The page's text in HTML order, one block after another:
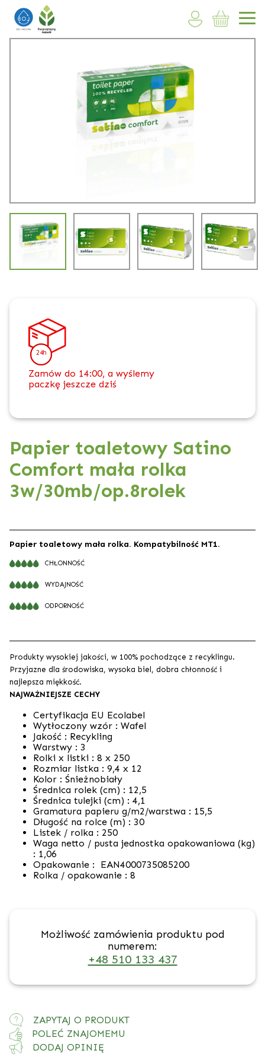
24h
Zamów do 14:00, a wyślemy
paczkę jeszcze dziś
Papier toaletowy Satino
Comfort mała rolka
3w/30mb/op.8rolek
Papier toaletowy mała rolka. Kompatybilność MT1.
CHŁONNOŚĆ
WYDAJNOŚĆ
ODPORNOŚĆ
Produkty wysokiej jakości, w 100% pochodzące z recyklingu.
Przyjazne dla środowiska, wysoka biel, dobra chłonność i
najlepsza miękkość.
NAJWAŻNIEJSZE CECHY
Certyfikacja EU Ecolabel
Wytłoczony wzór : Wafel
Jakość : Recykling
Warstwy : 3
Rolki x listki : 8 x 250
Rozmiar listka : 9,4 x 12
Kolor : Śnieżnobiały
Średnica rolek (cm) : 12,5
Średnica tulejki (cm) : 4,1
Gramatura papieru g/m2/warstwa : 15,5
Długość na rolce (m) : 30
Listek / rolka : 250
Waga netto / pusta jednostka opakowaniowa (kg)
: 1,06
Opakowanie : EAN4000735085200
Rolka / opakowanie : 8
Możliwość zamówienia produktu pod
numerem:
+48 510 133 437
ZAPYTAJ O PRODUKT
POLEĆ ZNAJOMEMU
DODAJ OPINIĘ